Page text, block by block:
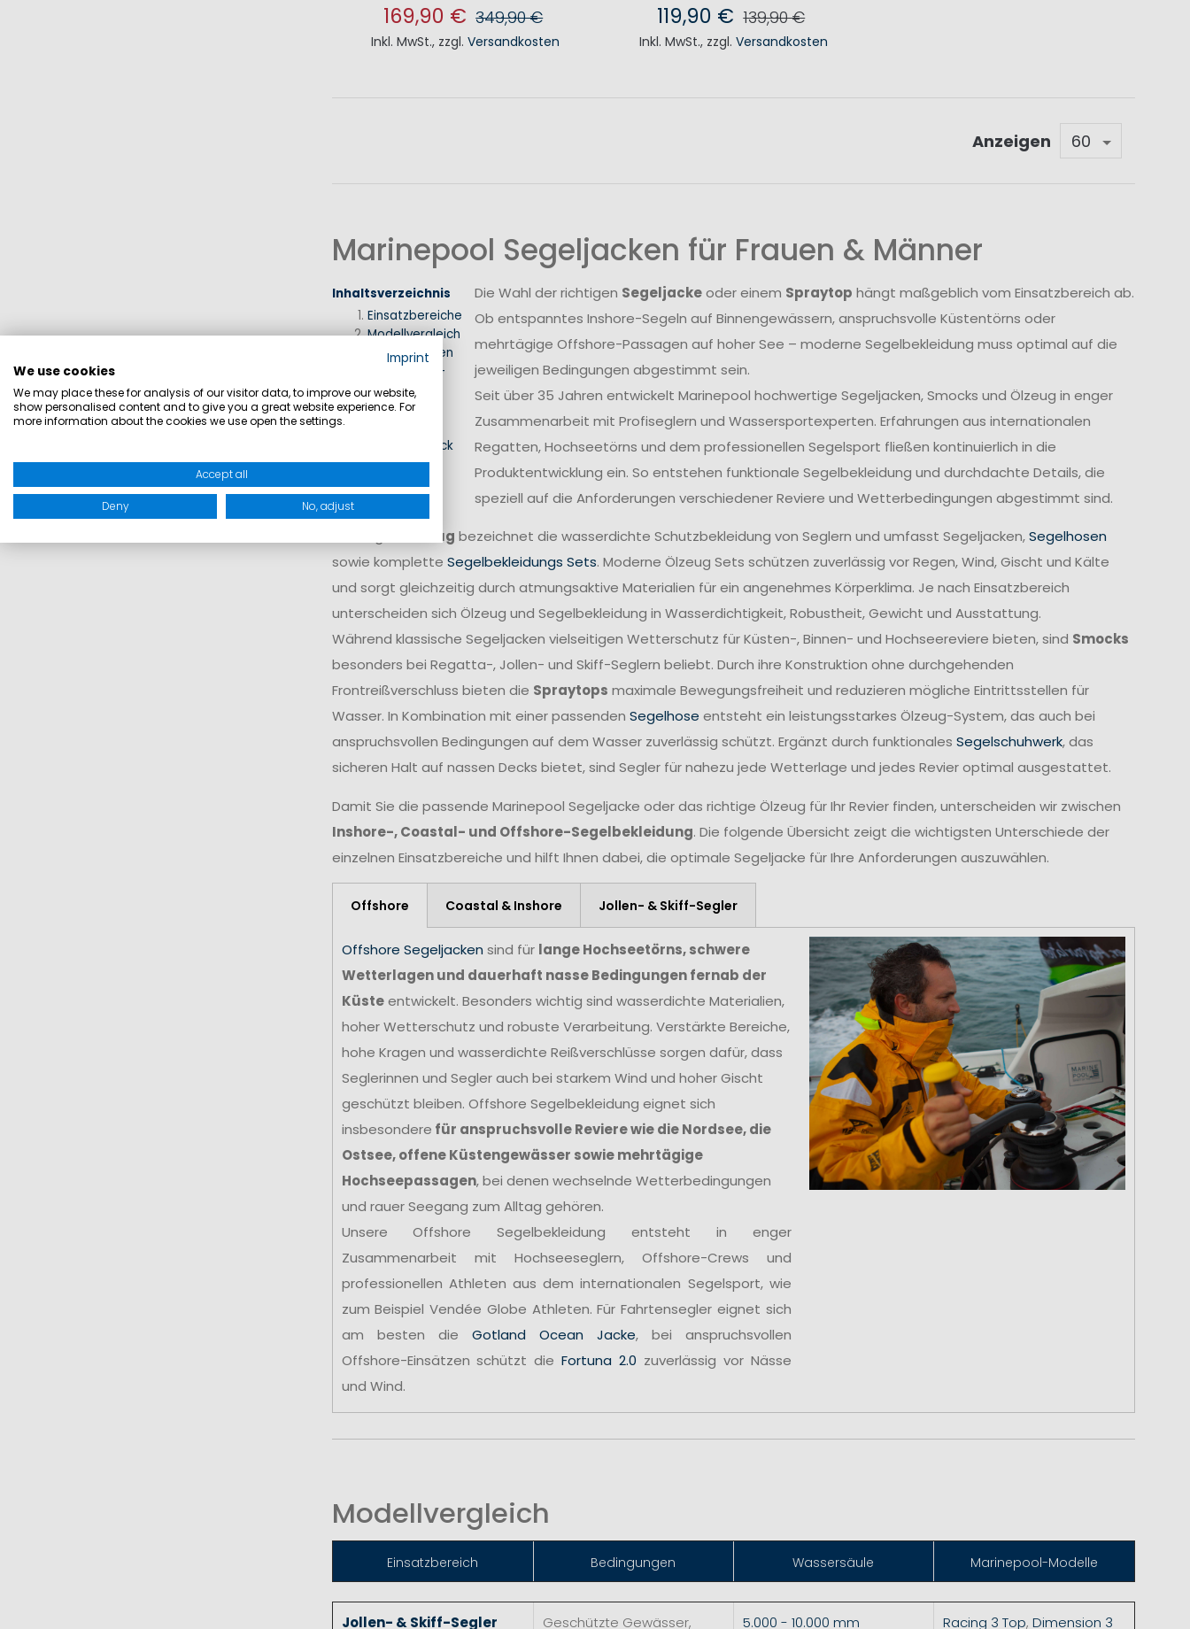
169,90 € 349,90 €
Inkl. MwSt., zzgl.Versandkosten
119,90 € 139,90 €
Inkl. MwSt., zzgl. Versandkosten
Anzeigen
Marinepool Segeljacken für Frauen & Männer
Inhaltsverzeichnis
Einsatzbereiche
Modellvergleich
Eigenschaften
3-Schichten-
Prinzip
Erfahrung
Auf einen Blick
Die Wahl der richtigen Segeljackeoder einem Spraytop hängt maßgeblich vom Einsatzbereich ab.
Ob entspanntes Inshore-Segeln auf Binnengewässern, anspruchsvolle Küstentörns oder
mehrtägige Offshore-Passagen auf hoher See – moderne Segelbekleidung muss optimal auf die
jeweiligen Bedingungen abgestimmt sein.
Seit über 35 Jahren entwickelt Marinepool hochwertige Segeljacken, Smocks und Ölzeug in enger
Zusammenarbeit mit Profiseglern und Wassersportexperten. Erfahrungen aus internationalen
Regatten, Hochseetörns und dem professionellen Segelsport fließen kontinuierlich in die
Produktentwicklung ein. So entstehen funktionale Segelbekleidung und durchdachte Details, die
speziell auf die Anforderungen verschiedener Reviere und Wetterbedingungen abgestimmt sind.
Ölzeug bezeichnet die wasserdichte Schutzbekleidung von Seglern und umfasst Segeljacken,Segelhosen
sowie komplette Segelbekleidungs Sets. Moderne Ölzeug Sets schützen zuverlässig vor Regen, Wind, Gischt und Kälte
und sorgt gleichzeitig durch atmungsaktive Materialien für ein angenehmes Körperklima. Je nach Einsatzbereich
unterscheiden sich Ölzeug und Segelbekleidung in Wasserdichtigkeit, Robustheit, Gewicht und Ausstattung.
Während klassische Segeljacken vielseitigen Wetterschutz für Küsten-, Binnen- und Hochseereviere bieten, sind Smocks
besonders bei Regatta-, Jollen- und Skiff-Seglern beliebt. Durch ihre Konstruktion ohne durchgehenden
Frontreißverschluss bieten die Spraytops maximale Bewegungsfreiheit und reduzieren mögliche Eintrittsstellen für
Wasser. In Kombination mit einer passenden Segelhose entsteht ein leistungsstarkes Ölzeug-System, das auch bei
anspruchsvollen Bedingungen auf dem Wasser zuverlässig schützt. Ergänzt durch funktionales Segelschuhwerk, das
sicheren Halt auf nassen Decks bietet, sind Segler für nahezu jede Wetterlage und jedes Revier optimal ausgestattet.
Damit Sie die passende Marinepool Segeljacke oder das richtige Ölzeug für Ihr Revier finden, unterscheiden wir zwischen
Inshore-, Coastal- und Offshore-Segelbekleidung. Die folgende Übersicht zeigt die wichtigsten Unterschiede der
einzelnen Einsatzbereiche und hilft Ihnen dabei, die optimale Segeljacke für Ihre Anforderungen auszuwählen.
Offshore Coastal & Inshore Jollen- & Skiff-Segler
Offshore Segeljacken sind für lange Hochseetörns, schwere
Wetterlagen und dauerhaft nasse Bedingungen fernab der
Küsteentwickelt. Besonders wichtig sind wasserdichte Materialien,
hoher Wetterschutz und robuste Verarbeitung. Verstärkte Bereiche,
hohe Kragen und wasserdichte Reißverschlüsse sorgen dafür, dass
Seglerinnen und Segler auch bei starkem Wind und hoher Gischt
geschützt bleiben. Offshore Segelbekleidung eignet sich
insbesondere für anspruchsvolle Reviere wie die Nordsee, die
Ostsee, offene Küstengewässer sowie mehrtägige
Hochseepassagen, bei denen wechselnde Wetterbedingungen
und rauer Seegang zum Alltag gehören.
Unsere Offshore Segelbekleidung entsteht in enger
Zusammenarbeit mit Hochseeseglern, Offshore-Crews und
professionellen Athleten aus dem internationalen Segelsport, wie
zum Beispiel Vendée Globe Athleten. Für Fahrtensegler eignet sich
am besten die Gotland Ocean Jacke, bei anspruchsvollen
Offshore-Einsätzen schützt dieFortuna 2.0 zuverlässig vor Nässe
und Wind.
Modellvergleich
Einsatzbereich Bedingungen Wassersäule Marinepool-Modelle
Jollen- & Skiff-Segler Geschützte Gewässer, 5.000 - 10.000 mm Racing 3 Top, Dimension 3
Imprint
We use cookies
We may place these for analysis of our visitor data, to improve our website,
show personalised content and to give you a great website experience. For
more information about the cookies we use open the settings.
Accept all
Deny No, adjust